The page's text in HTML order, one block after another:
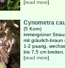
[read more]
Cynometra
(5 Korn)
immergrüner
mit gräulich-braun
1-2 paarig,
bis 7,5 cm
[read more]